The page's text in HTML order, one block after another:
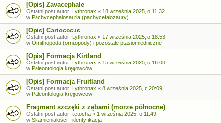
[Opis] Zavacephale
Ostatni post autor: Lythronax « 18 września 2025, o 11:32
w Pachycephalosauria (pachycefalozaury)
[Opis] Cariocecus
Ostatni post autor: Lythronax « 17 września 2025, o 18:53
w Ornithopoda (ornitopody) i pozostałe ptasiomiedniczne
[Opis] Formacja Kirtland
Ostatni post autor: Lythronax « 15 września 2025, o 16:08
w Paleontologia kręgowców
[Opis] Formacja Fruitland
Ostatni post autor: Lythronax « 8 września 2025, o 20:09
w Paleontologia kręgowców
Fragment szczęki z zębami (morze północne)
Ostatni post autor: tletocha « 1 września 2025, o 11:49
w Skamieniałości - identyfikacja